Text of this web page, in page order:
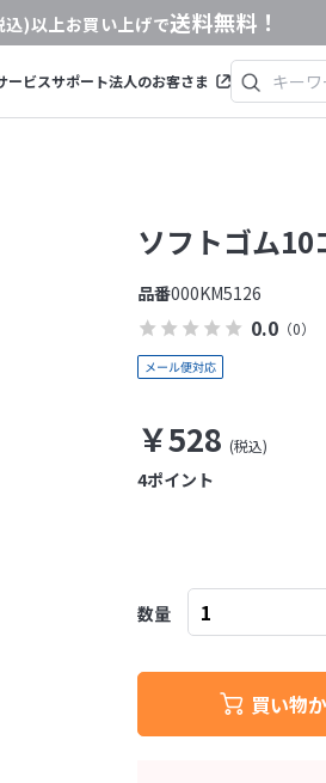
込)以上お買い上げで送料無料！
ービスサポート法人のお客さま
0.0 （0）
ソフトゴム
￥528
品番000KM5126
ポイント
4
数量
買い物